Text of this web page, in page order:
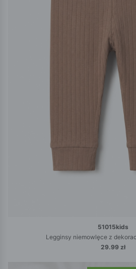
51015kids
Legginsy niemowlęce z
29.99 zł